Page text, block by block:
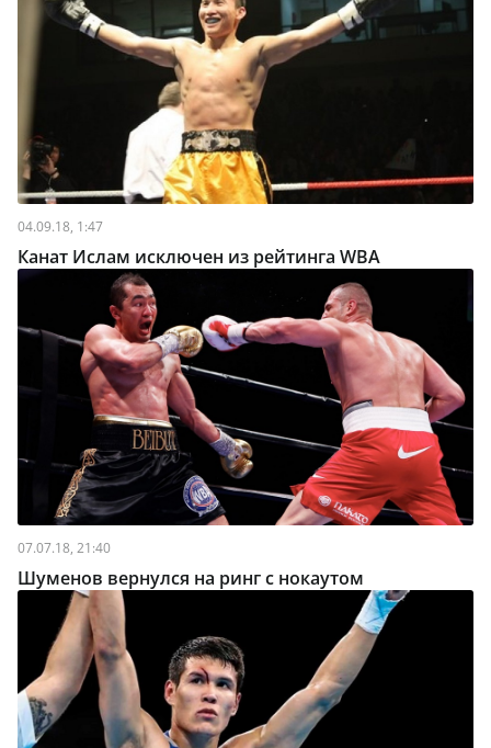
04.09.18, 1:47
Канат Ислам исключен из рейтинга WBA
07.07.18, 21:40
Шуменов вернулся на ринг с нокаутом